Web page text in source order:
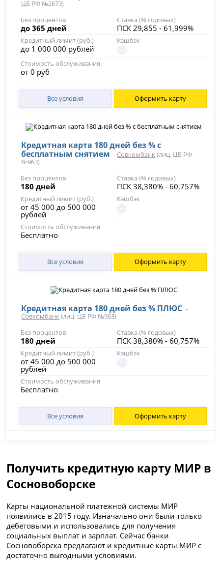
ЦБ РФ №2673)
Без процентов
до 365 дней
Ставка (% годовых)
ПСК 29,855 - 61,999%
Кредитный лимит (руб.)
до 1 000 000 рублей
Кэшбэк
Стоимость обслуживания
от 0 руб
Все условия Оформить карту
Кредитная карта 180 дней без % с
бесплатным снятием - Совкомбанк (лиц. ЦБ РФ
№963)
Без процентов
180 дней
Ставка (% годовых)
ПСК 38,380% - 60,757%
Кредитный лимит (руб.)
от 45 000 до 500 000
рублей
Кэшбэк
Стоимость обслуживания
Бесплатно
Все условия Оформить карту
Кредитная карта 180 дней без % ПЛЮС -
Совкомбанк (лиц. ЦБ РФ №963)
Без процентов
180 дней
Ставка (% годовых)
ПСК 38,380% - 60,757%
Кредитный лимит (руб.)
от 45 000 до 500 000
рублей
Кэшбэк
Стоимость обслуживания
Бесплатно
Все условия Оформить карту
Получить кредитную карту МИР в
Сосновоборске
Карты национальной платежной системы МИР
появились в 2015 году. Изначально они были только
дебетовыми и использовались для получения
социальных выплат и зарплат. Сейчас банки
Сосновоборска предлагают и кредитные карты МИР с
достаточно выгодными условиями.